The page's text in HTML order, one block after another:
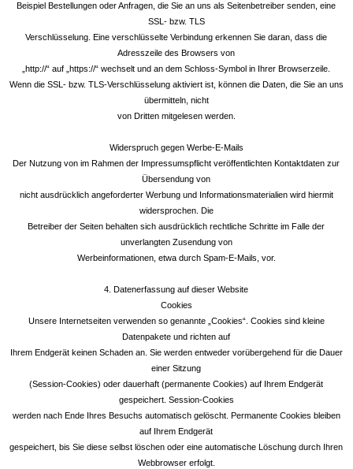
Beispiel Bestellungen oder Anfragen, die Sie an uns als Seitenbetreiber senden, eine
SSL- bzw. TLS
Verschlüsselung. Eine verschlüsselte Verbindung erkennen Sie daran, dass die
Adresszeile des Browsers von
„http://“ auf „https://“ wechselt und an dem Schloss-Symbol in Ihrer Browserzeile.
Wenn die SSL- bzw. TLS-Verschlüsselung aktiviert ist, können die Daten, die Sie an uns
übermitteln, nicht
von Dritten mitgelesen werden.
Widerspruch gegen Werbe-E-Mails
Der Nutzung von im Rahmen der Impressumspflicht veröffentlichten Kontaktdaten zur
Übersendung von
nicht ausdrücklich angeforderter Werbung und Informationsmaterialien wird hiermit
widersprochen. Die
Betreiber der Seiten behalten sich ausdrücklich rechtliche Schritte im Falle der
unverlangten Zusendung von
Werbeinformationen, etwa durch Spam-E-Mails, vor.
4. Datenerfassung auf dieser Website
Cookies
Unsere Internetseiten verwenden so genannte „Cookies“. Cookies sind kleine
Datenpakete und richten auf
Ihrem Endgerät keinen Schaden an. Sie werden entweder vorübergehend für die Dauer
einer Sitzung
(Session-Cookies) oder dauerhaft (permanente Cookies) auf Ihrem Endgerät
gespeichert. Session-Cookies
werden nach Ende Ihres Besuchs automatisch gelöscht. Permanente Cookies bleiben
auf Ihrem Endgerät
gespeichert, bis Sie diese selbst löschen oder eine automatische Löschung durch Ihren
Webbrowser erfolgt.